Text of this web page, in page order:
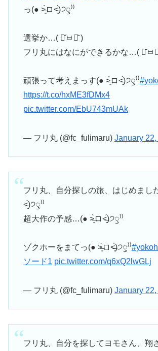
っ(● ˃̶͈̀ロ˂̶͈́)੭ꠥ⁾⁾
選挙か…( ･᷄ㅂ･᷅ )
フリ丸にはなにができるかな…( ･᷄ㅂ
頑張って考えまっす(● ˃̶͈̀ロ˂̶͈́)੭ꠥ⁾⁾
https://t.co/hxME3fDMx4
pic.twitter.com/EbU743mUAk
— フリ丸 (@fc_fulimaru) January
フリ丸、自分探しの旅、はじめまし
˂̶͈́)੭ꠥ⁾⁾
超大作の予感…(● ˃̶͈̀ロ˂̶͈́)੭ꠥ⁾⁾
ゾクホーをまてっ(● ˃̶͈̀ロ˂̶͈́)੭ꠥ⁾⁾
ソード1 pic.twitter.com/q6xQ2lwGLj
— フリ丸 (@fc_fulimaru) January
フリ丸、自分を探してヨモさん、翔